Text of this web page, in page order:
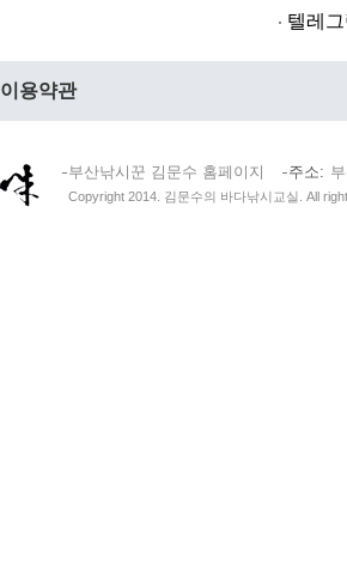
텔레그램
이용약관
부산낚시꾼 김문수 홈페이지 주소
Copyright 2014. 김문수의 바다낚시교실. All